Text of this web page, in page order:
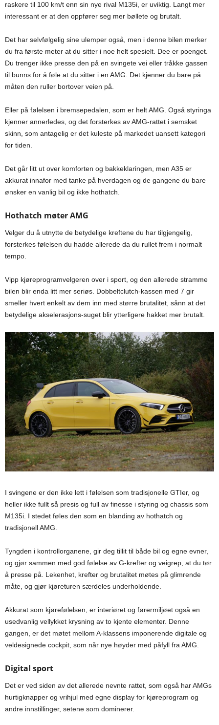
raskere til 100 km/t enn sin nye rival M135i, er uviktig. Langt mer
interessant er at den oppfører seg mer bøllete og brutalt.
Det har selvfølgelig sine ulemper også, men i denne bilen merker
du fra første meter at du sitter i noe helt spesielt. Dee er poenget.
Du trenger ikke presse den på en svingete vei eller tråkke gassen
til bunns for å føle at du sitter i en AMG. Det kjenner du bare på
måten den ruller bortover veien på.
Eller på følelsen i bremsepedalen, som er helt AMG. Også styringa
kjenner annerledes, og det forsterkes av AMG-rattet i semsket
skinn, som antagelig er det kuleste på markedet uansett kategori
for tiden.
Det går litt ut over komforten og bakkeklaringen, men A35 er
akkurat innafor med tanke på hverdagen og de gangene du bare
ønsker en vanlig bil og ikke hothatch.
Hothatch møter AMG
Velger du å utnytte de betydelige kreftene du har tilgjengelig,
forsterkes følelsen du hadde allerede da du rullet frem i normalt
tempo.
Vipp kjøreprogramvelgeren over i sport, og den allerede stramme
bilen blir enda litt mer seriøs. Dobbeltclutch-kassen med 7 gir
smeller hvert enkelt av dem inn med større brutalitet, sånn at det
betydelige akselerasjons-suget blir ytterligere hakket mer brutalt.
I svingene er den ikke lett i følelsen som tradisjonelle GTIer, og
heller ikke fullt så presis og full av finesse i styring og chassis som
M135i. I stedet føles den som en blanding av hothatch og
tradisjonell AMG.
Tyngden i kontrollorganene, gir deg tillit til både bil og egne evner,
og gjør sammen med god følelse av G-krefter og veigrep, at du tør
å presse på. Lekenhet, krefter og brutalitet møtes på glimrende
måte, og gjør kjøreturen særdeles underholdende.
Akkurat som kjørefølelsen, er interiøret og førermiljøet også en
usedvanlig vellykket krysning av to kjente elementer. Denne
gangen, er det møtet mellom A-klassens imponerende digitale og
veldesignede cockpit, som når nye høyder med påfyll fra AMG.
Digital sport
Det er ved siden av det allerede nevnte rattet, som også har AMGs
hurtigknapper og vrihjul med egne display for kjøreprogram og
andre innstillinger, setene som dominerer.